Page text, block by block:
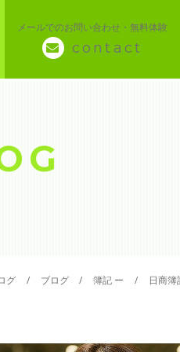
メールでのお問い合わせ・無料体験
contact
プページ
・BIM
グ ブログ 簿記 ー 日商簿